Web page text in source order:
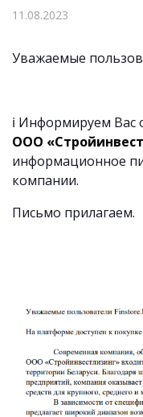
11.08.2023
Уважаемые
ℹ️ Информируем Вас
ООО
информационное
компании.
Письмо прилагаем.